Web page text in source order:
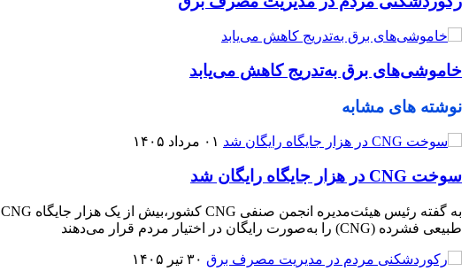
خاموشی‌های برق به‌تدریج کاهش می‌یابد
نوشته های مشابه
۰۱ مرداد ۱۴۰۵
سوخت CNG در هزار جایگاه رایگان شد
طبیعی فشرده (CNG) را به‌صورت رایگان در اختیار مردم قرار می‌دهند
۳۰ تیر ۱۴۰۵